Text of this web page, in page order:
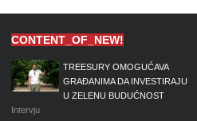
CONTENT_OF_NEW!
TREESURY OMOGUĆAVA
GRAĐANIMA DA INVESTIRAJU
U ZELENU BUDUĆNOST
Intervju